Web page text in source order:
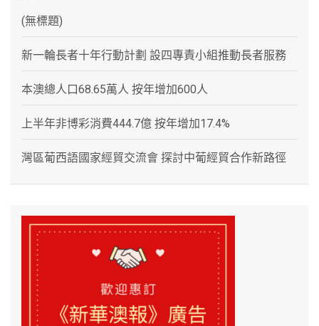
(無標題)
新一輪長者十年行動計劃 設四專責小組推動長者服務
本澳總人口68.65萬人 按年增加600人
上半年非博彩消費444.7億 按年增加17.4%
灣區葡西語國家經貿交流會 探討中葡經貿合作新路徑